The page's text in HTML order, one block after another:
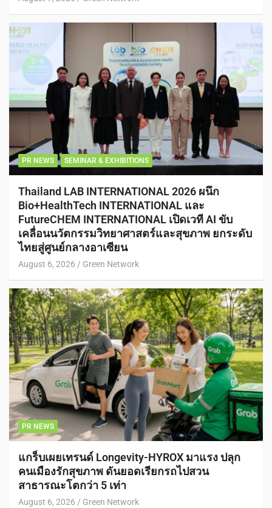
PR NEWS SEMINAR & EXHIBITIONS
Thailand LAB INTERNATIONAL 2026 ผนึก
Bio+HealthTech INTERNATIONAL และ
FutureCHEM INTERNATIONAL เปิดเวที AI ขับ
เคลื่อนนวัตกรรมวิทยาศาสตร์และสุขภาพ ยกระดับ
ไทยสู่ศูนย์กลางอาเซียน
August 6, 2026 Green Network
PR NEWS
แกร็บเผยเทรนด์ Longevity-HYROX มาแรง ปลุก
คนเมืองรักสุขภาพ ดันยอดเรียกรถไปสวน
สาธารณะโตกว่า 5 เท่า
August 6, 2026 Green Network